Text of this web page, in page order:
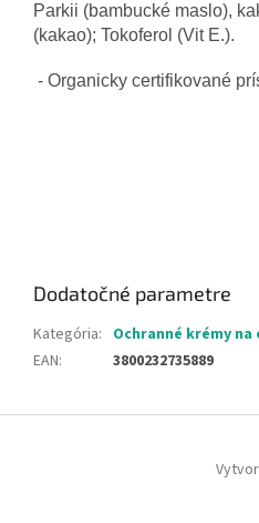
Parkii (bambucké maslo),
(kakao); Tokoferol (Vit E.).
- Organicky certifikované
Dodatočné parametre
Kategória: Ochranné krémy
EAN: 3800232735889